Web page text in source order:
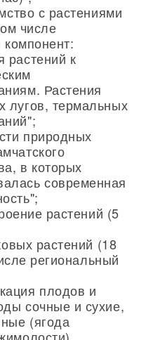
с растениями
числе
растений к
Растения
лугов, термальных
природных
в которых
современная
растений (5
растений (18
региональный
плодов и
сочные и сухие,
(ягода